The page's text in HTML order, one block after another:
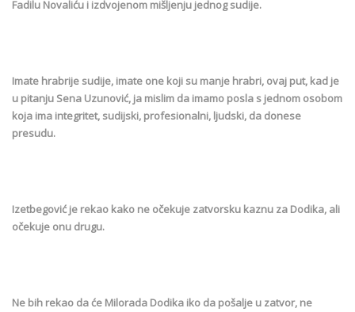
Fadilu Novaliću i izdvojenom mišljenju jednog sudije.
Imate hrabrije sudije, imate one koji su manje hrabri, ovaj put, kad je
u pitanju Sena Uzunović, ja mislim da imamo posla s jednom osobom
koja ima integritet, sudijski, profesionalni, ljudski, da donese
presudu.
Izetbegović je rekao kako ne očekuje zatvorsku kaznu za Dodika, ali
očekuje onu drugu.
Ne bih rekao da će Milorada Dodika iko da pošalje u zatvor, ne